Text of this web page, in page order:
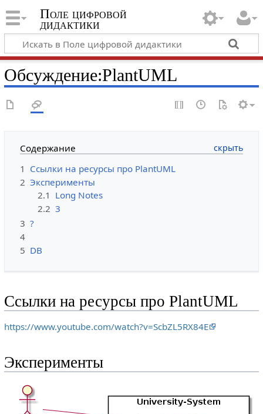
Поле цифровой
дидактики
Обсуждение:PlantUML
Содержание
1 Ссылки на ресурсы про PlantUML
2 Эксперименты
2.1 Long Notes
2.2 3
3 ?
4
5 DB
Ссылки на ресурсы про PlantUML
https://www.youtube.com/watch?v=ScbZL5RX84E
Эксперименты